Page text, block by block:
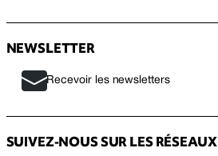
NEWSLETTER
Recevoir les newsletters
SUIVEZ-NOUS SUR LES RÉSEAUX